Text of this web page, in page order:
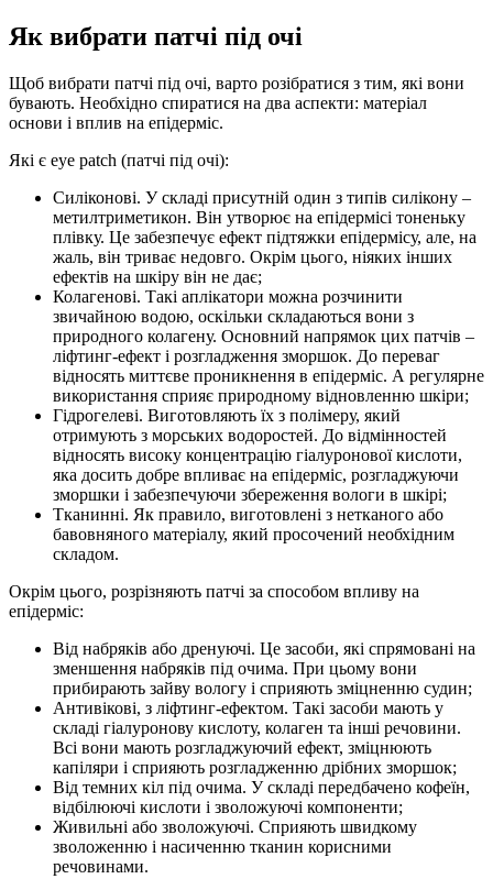
Як вибрати патчі під очі
Щоб вибрати патчі під очі, варто розібратися з тим, які вони
бувають. Необхідно спиратися на два аспекти: матеріал
основи і вплив на епідерміс.
Які є eye patch (патчі під очі):
Силіконові. У складі присутній один з типів силікону –
метилтриметикон. Він утворює на епідермісі тоненьку
плівку. Це забезпечує ефект підтяжки епідермісу, але, на
жаль, він триває недовго. Окрім цього, ніяких інших
ефектів на шкіру він не дає;
Колагенові. Такі аплікатори можна розчинити
звичайною водою, оскільки складаються вони з
природного колагену. Основний напрямок цих патчів –
ліфтинг-ефект і розгладження зморшок. До переваг
відносять миттєве проникнення в епідерміс. А регулярне
використання сприяє природному відновленню шкіри;
Гідрогелеві. Виготовляють їх з полімеру, який
отримують з морських водоростей. До відмінностей
відносять високу концентрацію гіалуронової кислоти,
яка досить добре впливає на епідерміс, розгладжуючи
зморшки і забезпечуючи збереження вологи в шкірі;
Тканинні. Як правило, виготовлені з нетканого або
бавовняного матеріалу, який просочений необхідним
складом.
Окрім цього, розрізняють патчі за способом впливу на
епідерміс:
Від набряків або дренуючі. Це засоби, які спрямовані на
зменшення набряків під очима. При цьому вони
прибирають зайву вологу і сприяють зміцненню судин;
Антивікові, з ліфтинг-ефектом. Такі засоби мають у
складі гіалуронову кислоту, колаген та інші речовини.
Всі вони мають розгладжуючий ефект, зміцнюють
капіляри і сприяють розгладженню дрібних зморшок;
Від темних кіл під очима. У складі передбачено кофеїн,
відбілюючі кислоти і зволожуючі компоненти;
Живильні або зволожуючі. Сприяють швидкому
зволоженню і насиченню тканин корисними
речовинами.